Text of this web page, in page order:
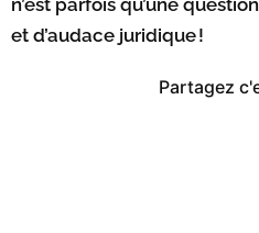
et d’audace juridique !
Partagez